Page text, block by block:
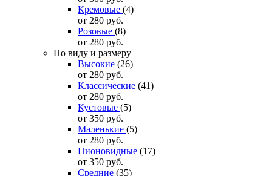
Кремовые (4)
от 280 руб.
Розовые (8)
от 280 руб.
По виду и размеру
Высокие (26)
от 280 руб.
Классические (41)
от 280 руб.
Кустовые (5)
от 350 руб.
Маленькие (5)
от 280 руб.
Пионовидные (17)
от 350 руб.
Средние (35)